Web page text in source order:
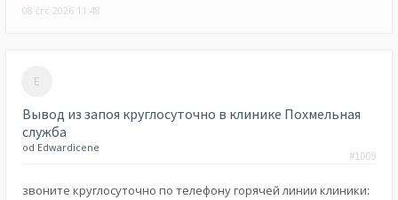
08 črc 2026 11:48
Вывод из запоя круглосуточно в клинике Похмельная
служба
#1009
od Edwardicene
звоните круглосуточно по телефону горячей линии клиники: